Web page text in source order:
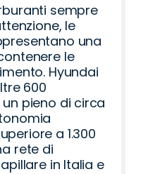
sempre
le
una
le
Hyundai
600
pieno di circa
a 1.300
rete di
in Italia e